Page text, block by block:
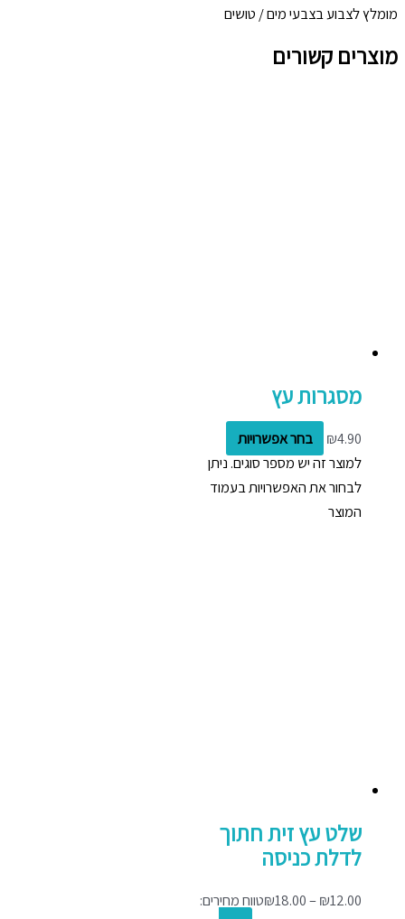
מומלץ לצבוע בצבעי מים / טושים
מוצרים קשורים
מסגרות עץ
₪4.90
בחר אפשרויות
למוצר זה יש מספר סוגים. ניתן
לבחור את האפשרויות בעמוד
המוצר
שלט עץ זית חתוך
לדלת כניסה
₪12.00
–
₪18.00 טווח מחירים: